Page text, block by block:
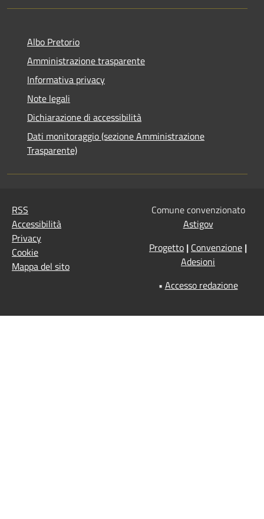
Albo Pretorio
Amministrazione trasparente
Informativa privacy
Note legali
Dichiarazione di accessibilità
Dati monitoraggio (sezione Amministrazione
Trasparente)
RSS
Accessibilità
Privacy
Cookie
Mappa del sito
Comune convenzionato
Astigov
Progetto | Convenzione |
Adesioni
• Accesso redazione